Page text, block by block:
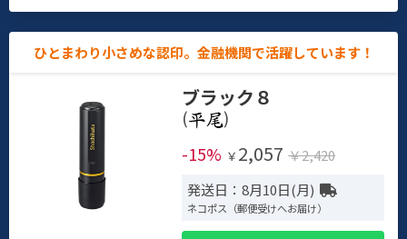
ひとまわり小さめな認印。金融機関で活躍しています！
ブラック８
(
)
-15% ￥ 2,057 ￥2,420
発送日：8月10日(月)
ネコポス（郵便受けへお届け）